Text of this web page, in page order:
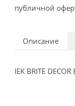
публичной
Описание
IEK BRITE